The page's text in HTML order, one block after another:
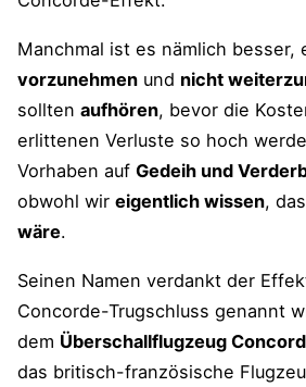
Manchmal ist es nämlich besser,
vorzunehmen und nicht
sollten aufhören, bevor die
erlittenen Verluste so hoch
Vorhaben auf Gedeih und
obwohl wir eigentlich wissen,
wäre.
Seinen Namen verdankt der
Concorde-Trugschluss genannt
dem Überschallflugzeug
das britisch-französische